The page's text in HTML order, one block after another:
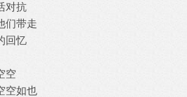
对抗
们带走
回忆
空
空如也